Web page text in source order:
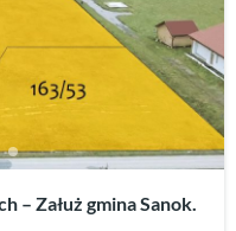
– Załuż gmina Sanok.